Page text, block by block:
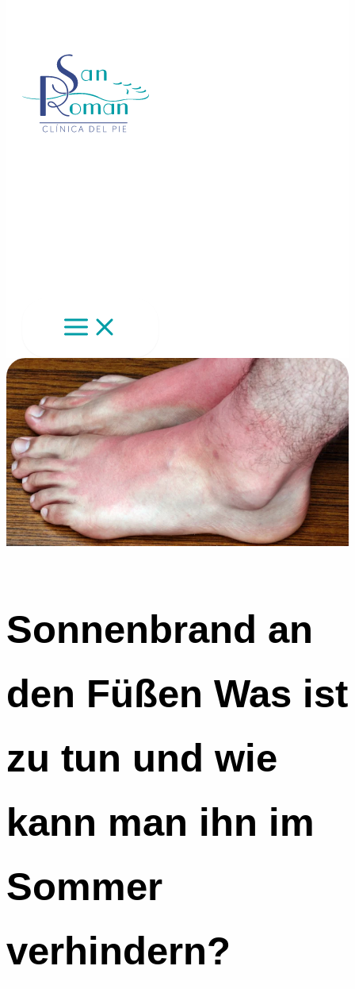
Sonnenbrand an
den Füßen Was ist
zu tun und wie
kann man ihn im
Sommer
verhindern?